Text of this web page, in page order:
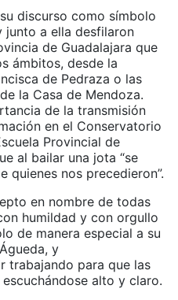
discurso como símbolo
junto a ella desfilaron
de Guadalajara que
ámbitos, desde la
de Pedraza o las
la Casa de Mendoza.
de la transmisión
en el Conservatorio
Provincial de
al bailar una jota “se
quienes nos precedieron”.
en nombre de todas
humildad y con orgullo
de manera especial a su
y
trabajando para que las
alto y claro.